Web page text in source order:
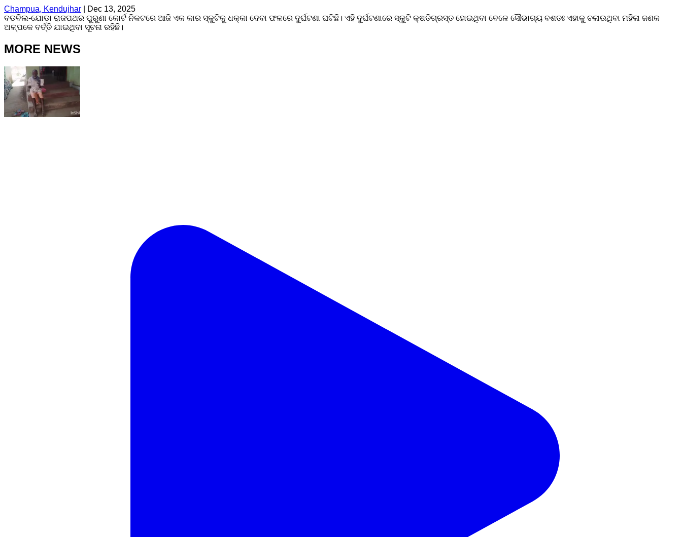
Champua, Kendujhar
Dec 13, 2025
ବଡବିଲ-ଯୋଡା ରାଜପଥର ପୁରୁଣା କୋର୍ଟ ନିକଟରେ ଆଜି ଏକ କାର ସ୍କୁଟିକୁ ଧକ୍କା ଦେବା ଫଳରେ ଦୁର୍ଘଟଣା ଘଟିଛି। ଏହି ଦୁର୍ଘଟଣାରେ ସ୍କୁଟି କ୍ଷତିଗ୍ରସ୍ତ ହୋଇଥିବା ବେଳେ ସୌଭାଗ୍ୟ ବଶତଃ ଏହାକୁ ଚଳାଉଥିବା ମହିଳା ଜଣକ
ଅଳ୍ପକେ ବର୍ତ୍ତି ଯାଇଥିବା ସୂଚନା ରହିଛି।
MORE NEWS